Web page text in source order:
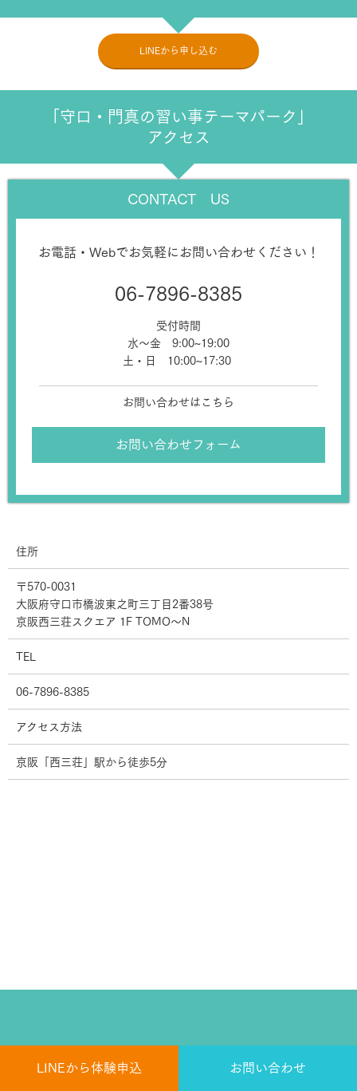
LINEから体験申込 お問い合わせ
LINEから申し込む
「守口・門真の習い事テーマパーク」
アクセス
CONTACT US
お電話・Webでお気軽にお問い合わせください！
06-7896-8385
受付時間
水～金 9:00~19:00
土・日 10:00~17:30
お問い合わせはこちら
お問い合わせフォーム
住所
〒570-0031
大阪府守口市橋波東之町三丁目2番38号
京阪西三荘スクエア 1F TOMO～N
TEL
06-7896-8385
アクセス方法
京阪「西三荘」駅から徒歩5分